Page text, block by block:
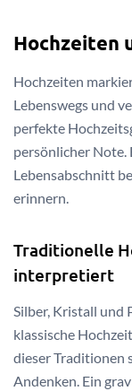
Hochzeiten
Hochzeiten
Lebenswegs und
perfekte
persönlicher Note.
Lebensabschnitt
erinnern.
Traditionelle
interpretiert
Silber, Kristall und
klassische
dieser Traditionen
Andenken. Ein